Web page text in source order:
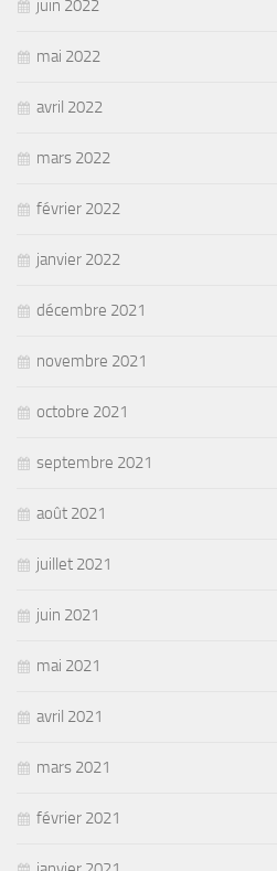
juin 2022
mai 2022
avril 2022
mars 2022
février 2022
janvier 2022
décembre 2021
novembre 2021
octobre 2021
septembre 2021
août 2021
juillet 2021
juin 2021
mai 2021
avril 2021
mars 2021
février 2021